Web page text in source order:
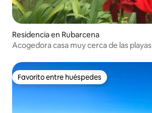
Residencia en Rubarcena
Acogedora casa muy cerca de las playas
Favorito entre huéspedes
Favorito entre huéspedes